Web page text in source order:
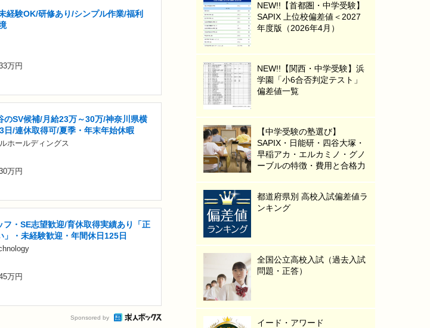
経験OK/研修あり/シンプル作業/福利
万円
のSV候補/月給23万～30万/神奈川県横
日/連休取得可/夏季・年末年始休暇
ホールディングス
万円
フ・SE志望歓迎/育休取得実績あり「正
」・未経験歓迎・年間休日125日
万円
Sponsored by
NEW!!【首都圏・中学受験】
SAPIX 上位校偏差値＜2027
年度版（2026年4月）
NEW!!【関西・中学受験】浜
学園「小6合否判定テスト」
偏差値一覧
【中学受験の塾選び】
SAPIX・日能研・四谷大塚・
早稲アカ・エルカミノ・グノ
ーブルの特徴・費用と合格力
都道府県別 高校入試偏差値ラ
ンキング
全国公立高校入試（過去入試
問題・正答）
イード・アワード